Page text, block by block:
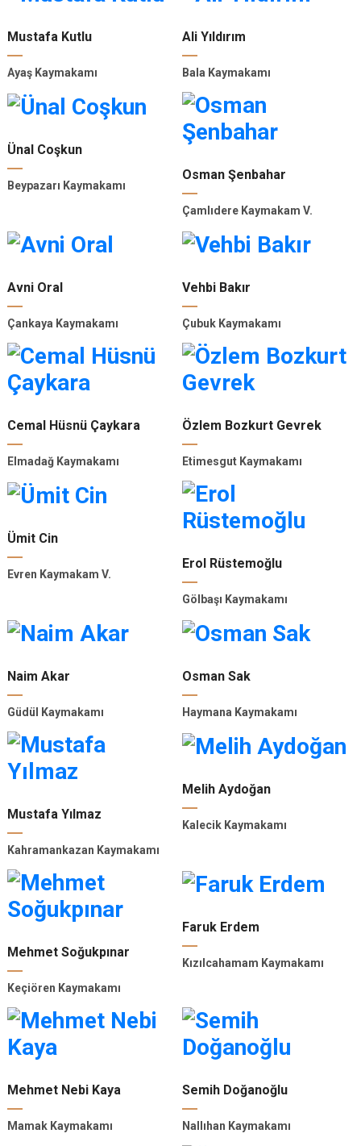
Mustafa Kutlu
Ayaş Kaymakamı
Ali Yıldırım
Bala Kaymakamı
Ünal Coşkun
Beypazarı Kaymakamı
Osman Şenbahar
Çamlıdere Kaymakam V.
Avni Oral
Çankaya Kaymakamı
Vehbi Bakır
Çubuk Kaymakamı
Cemal Hüsnü Çaykara
Elmadağ Kaymakamı
Özlem Bozkurt Gevrek
Etimesgut Kaymakamı
Ümit Cin
Evren Kaymakam V.
Erol Rüstemoğlu
Gölbaşı Kaymakamı
Naim Akar
Güdül Kaymakamı
Osman Sak
Haymana Kaymakamı
Mustafa Yılmaz
Kahramankazan Kaymakamı
Melih Aydoğan
Kalecik Kaymakamı
Mehmet Soğukpınar
Keçiören Kaymakamı
Faruk Erdem
Kızılcahamam Kaymakamı
Mehmet Nebi Kaya
Mamak Kaymakamı
Semih Doğanoğlu
Nallıhan Kaymakamı